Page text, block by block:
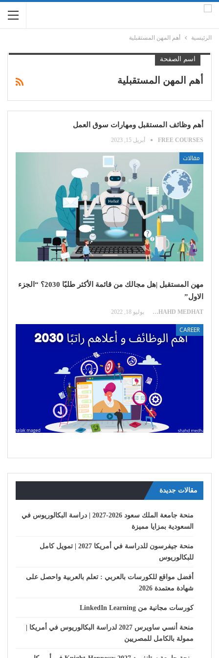
الرئيسية أهم المهن المستقبلية
اسم الصفحة
أهم المهن المستقبلية
أهم وظائف المستقبل ومهارات سوق العمل
FREE COURSES أبريل 15, 2023
مقالات
مهن المستقبل |هل مجالك من قائمة الأكثر طلبًا 2030؟ “الجزء
الاول”
SHAHD MEDHAT يوليو 18, 2022
CAREER
مقالات جديدة
منحة جامعة الملك سعود 2026-2027 | دراسة البكالوريوس في
السعودية بمزايا مميزة
منحة جيفرسون للدراسة في أمريكا 2027 | تمويل كامل
للبكالوريوس
أفضل مواقع للكورسات بالعربي : تعلم بالعربية واحصل على
شهادة معتمدة 2026
كورسات مجانية من LinkedIn Learning
منحة أنسي ساويرس 2027 لدراسة البكالوريوس في أمريكا |
ممولة بالكامل للمصريين